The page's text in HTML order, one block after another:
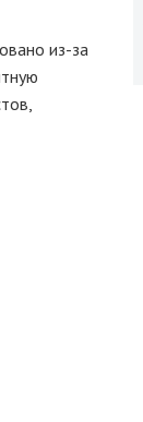
из-за